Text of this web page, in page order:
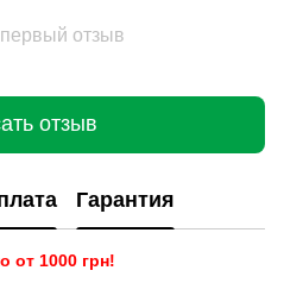
отзыв
отзыв
Гарантия
от 1000 грн!